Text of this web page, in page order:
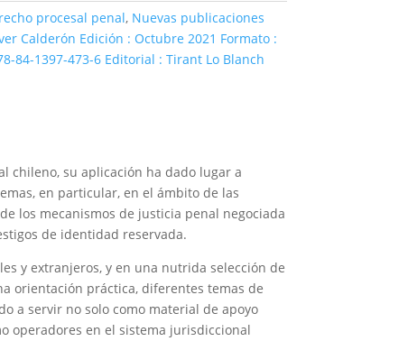
procesal penal, Nuevas publicaciones
Calderón Edición : Octubre 2021 Formato :
84-1397-473-6 Editorial : Tirant Lo Blanch
chileno, su aplicación ha dado lugar a
en particular, en el ámbito de las
los mecanismos de justicia penal negociada
de identidad reservada.
y extranjeros, y en una nutrida selección de
orientación práctica, diferentes temas de
a servir no solo como material de apoyo
operadores en el sistema jurisdiccional